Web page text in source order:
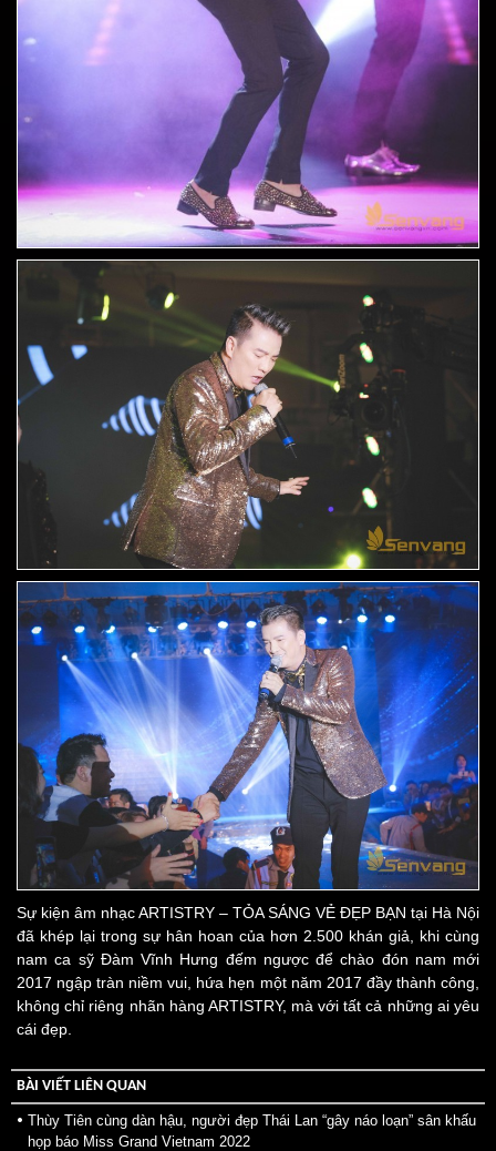
Sự kiện âm nhạc ARTISTRY – TỎA SÁNG VẺ ĐẸP BẠN tại Hà Nội
đã khép lại trong sự hân hoan của hơn 2.500 khán giả, khi cùng
nam ca sỹ Đàm Vĩnh Hưng đếm ngược để chào đón nam mới
2017 ngập tràn niềm vui, hứa hẹn một năm 2017 đầy thành công,
không chỉ riêng nhãn hàng ARTISTRY, mà với tất cả những ai yêu
cái đẹp.
BÀI VIẾT LIÊN QUAN
Thùy Tiên cùng dàn hậu, người đẹp Thái Lan “gây náo loạn” sân khấu
họp báo Miss Grand Vietnam 2022